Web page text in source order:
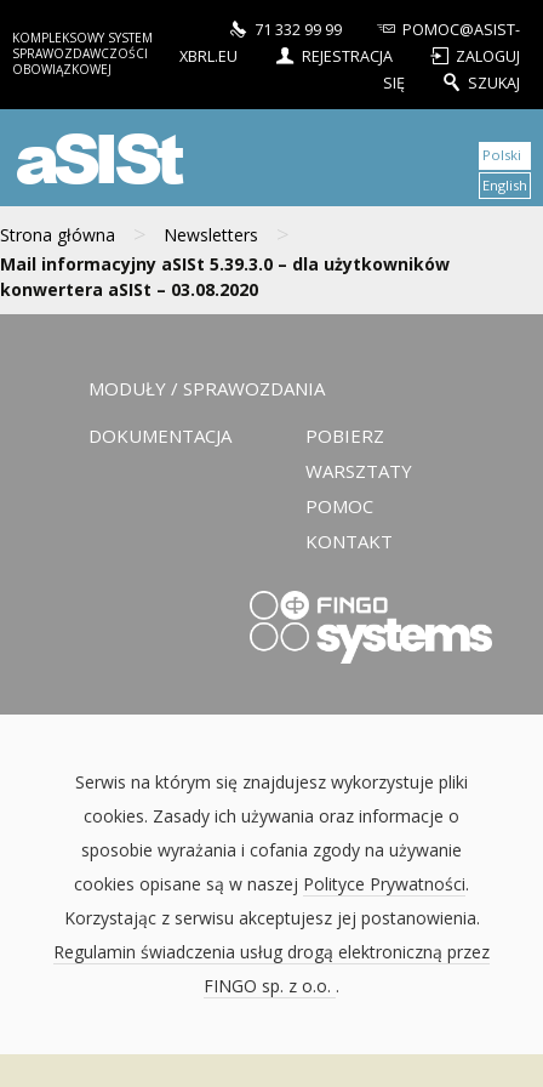
KOMPLEKSOWY SYSTEM
SPRAWOZDAWCZOŚCI
OBOWIĄZKOWEJ
71 332 99 99
POMOC@ASIST-
XBRL.EU
REJESTRACJA
ZALOGUJ
SIĘ
SZUKAJ
aSISt
Strona główna > Newsletters >
Mail informacyjny aSISt 5.39.3.0 – dla użytkowników
konwertera aSISt – 03.08.2020
Polski
English
MODUŁY / SPRAWOZDANIA
DOKUMENTACJA
POBIERZ
WARSZTATY
POMOC
KONTAKT
Serwis na którym się znajdujesz wykorzystuje pliki
cookies. Zasady ich używania oraz informacje o
sposobie wyrażania i cofania zgody na używanie
cookies opisane są w naszej Polityce Prywatności.
Korzystając z serwisu akceptujesz jej postanowienia.
Regulamin świadczenia usług drogą elektroniczną przez
FINGO sp. z o.o. .